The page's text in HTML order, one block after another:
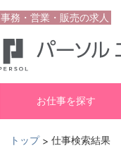
事務・営業・販売の求人
お仕事を探す
トップ > 仕事検索結果